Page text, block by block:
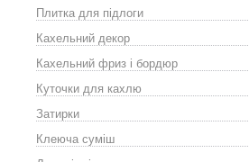
Плитка для підлоги
Кахельний декор
Кахельний фриз і бордюр
Куточки для кахлю
Затирки
Клеюча суміш